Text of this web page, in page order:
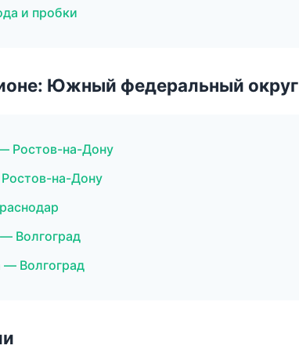
и пробки
Южный федеральный округ
Ростов-на-Дону
на-Дону
Волгоград
— Волгоград